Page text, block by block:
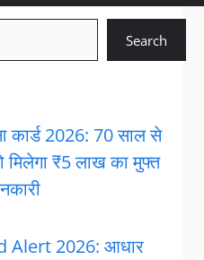
Search
कार्ड 2026: 70 साल से
मिलेगा ₹5 लाख का मुफ्त
Alert 2026: आधार